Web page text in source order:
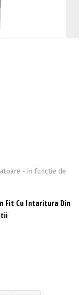
- in functie de
Fit Cu Intaritura Din